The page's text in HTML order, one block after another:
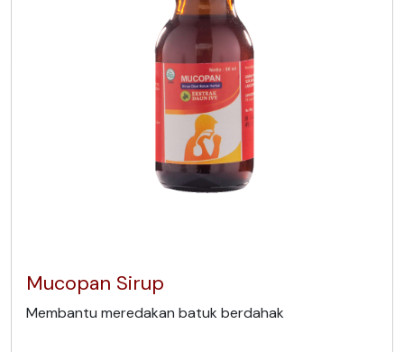
Mucopan Sirup
Membantu meredakan batuk berdahak